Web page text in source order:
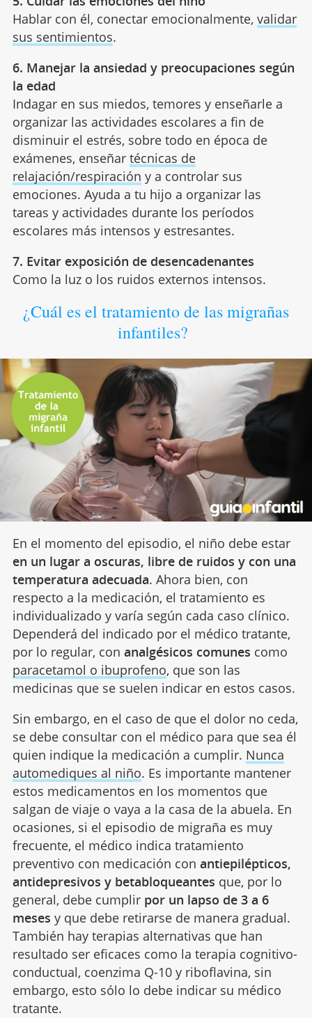
Hablar con él, conectar emocionalmente, validar
sus sentimientos.
6. Manejar la ansiedad y preocupaciones según
la edad
Indagar en sus miedos, temores y enseñarle a
organizar las actividades escolares a fin de
disminuir el estrés, sobre todo en época de
exámenes, enseñar técnicas de
relajación/respiración y a controlar sus
emociones. Ayuda a tu hijo a organizar las
tareas y actividades durante los períodos
escolares más intensos y estresantes.
7. Evitar exposición de desencadenantes
Como la luz o los ruidos externos intensos.
¿Cuál es el tratamiento de las migrañas
infantiles?
En el momento del episodio, el niño debe estar
en un lugar a oscuras, libre de ruidos y con una
temperatura adecuada. Ahora bien, con
respecto a la medicación, el tratamiento es
individualizado y varía según cada caso clínico.
Dependerá del indicado por el médico tratante,
por lo regular, con analgésicos comunes como
paracetamol o ibuprofeno, que son las
medicinas que se suelen indicar en estos casos.
Sin embargo, en el caso de que el dolor no ceda,
se debe consultar con el médico para que sea él
quien indique la medicación a cumplir. Nunca
automediques al niño. Es importante mantener
estos medicamentos en los momentos que
salgan de viaje o vaya a la casa de la abuela. En
ocasiones, si el episodio de migraña es muy
frecuente, el médico indica tratamiento
preventivo con medicación con antiepilépticos,
antidepresivos y betabloqueantes que, por lo
general, debe cumplir por un lapso de 3 a 6
meses y que debe retirarse de manera gradual.
También hay terapias alternativas que han
resultado ser eficaces como la terapia cognitivo-
conductual, coenzima Q-10 y riboflavina, sin
embargo, esto sólo lo debe indicar su médico
tratante.